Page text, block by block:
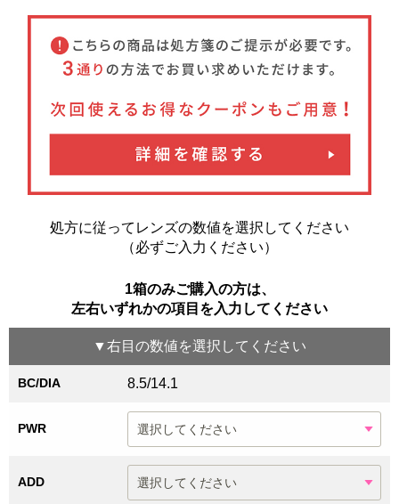
処方に従ってレンズの数値を選択してください
（必ずご入力ください）
1箱のみご購入の方は、
左右いずれかの項目を入力してください
▼右目 の数値を選択してください
BC/DIA 8.5/14.1
PWR
ADD